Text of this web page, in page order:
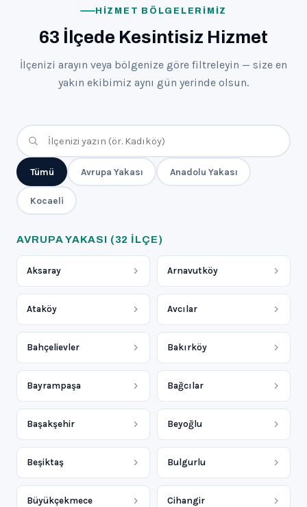
HIZMET BÖLGELERIMIZ
63 İlçede Kesintisiz Hizmet
İlçenizi arayın veya bölgenize göre filtreleyin — size en
yakın ekibimiz aynı gün yerinde olsun.
Tümü Avrupa Yakası Anadolu Yakası
Kocaeli
AVRUPA YAKASI (32 ILÇE)
Aksaray Arnavutköy
Ataköy Avcılar
Bahçelievler Bakırköy
Bayrampaşa Bağcılar
Başakşehir Beyoğlu
Beşiktaş Bulgurlu
Büyükçekmece Cihangir